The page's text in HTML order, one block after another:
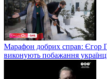
Марафон добрих справ: Єгор
виконують побажання